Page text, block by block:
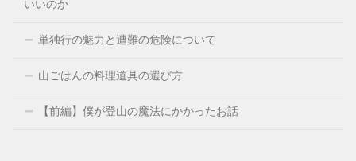
いいのか
単独行の魅力と遭難の危険について
山ごはんの料理道具の選び方
【前編】僕が登山の魔法にかかったお話